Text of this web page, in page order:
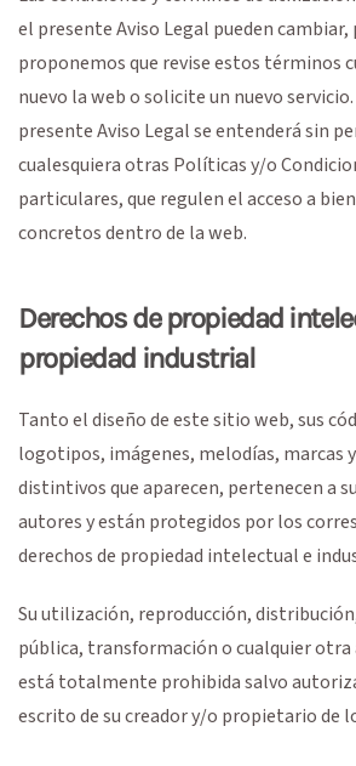
el presente Aviso Legal pueden cambiar,
proponemos que revise estos términos
nuevo la web o solicite un nuevo
presente Aviso Legal se entenderá sin
cualesquiera otras Políticas y/o
particulares, que regulen el acceso a
concretos dentro de la web.
Derechos de propiedad
propiedad industrial
Tanto el diseño de este sitio web, sus
logotipos, imágenes, melodías, marcas
distintivos que aparecen, pertenecen a
autores y están protegidos por los
derechos de propiedad intelectual e
Su utilización, reproducción,
pública, transformación o cualquier otra
está totalmente prohibida salvo
escrito de su creador y/o propietario de